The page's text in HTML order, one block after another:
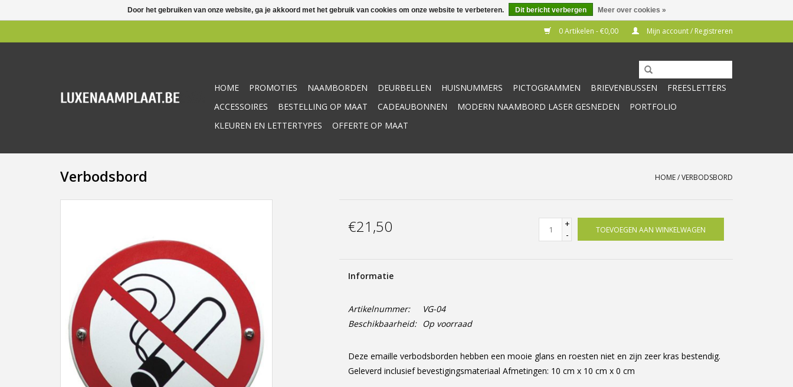
0 Artikelen - €0,00 Mijn account / Registreren
HOME PROMOTIES NAAMBORDEN DEURBELLEN HUISNUMMERS PICTOGRAMMEN BRIEVENBUSSEN
FREESLETTERS
ACCESSOIRES
BESTELLING OP MAAT CADEAUBONNEN MODERN NAAMBORD LASER GESNEDEN
PORTFOLIO
KLEUREN EN LETTERTYPES
OFFERTE OP MAAT
Verbodsbord HOME/VERBODSBORD
€21,50
+
-
TOEVOEGEN AAN WINKELWAGEN
Informatie
Artikelnummer:
VG-04
Beschikbaarheid:
Op voorraad
Deze emaille verbodsborden hebben een mooie glans en roesten niet en zijn zeer kras bestendig.
Geleverd inclusief bevestigingsmateriaal Afmetingen: 10 cm x 10 cm x 0 cm
Door het gebruiken van onze website, ga je akkoord met het gebruik van cookies om onze website te verbeteren. Dit bericht verbergen Meer over cookies »